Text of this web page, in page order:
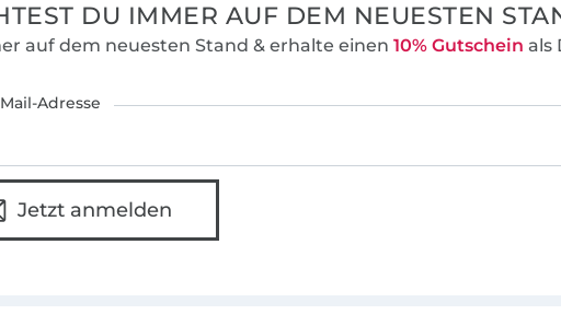
DU IMMER AUF DEM NEUESTEN
auf dem neuesten Stand & erhalte einen 10% Gutschein als
Adresse
Jetzt anmelden